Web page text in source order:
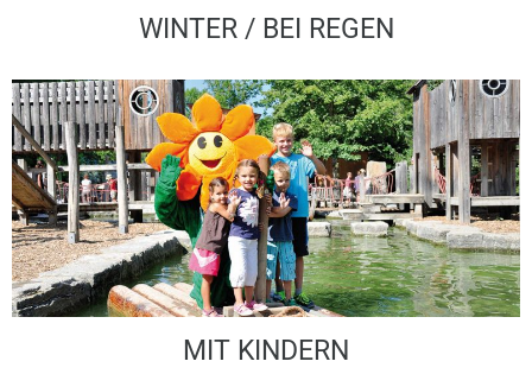
WINTER / BEI REGEN
MIT KINDERN